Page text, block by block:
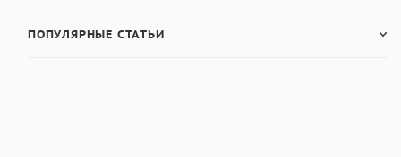
ПОПУЛЯРНЫЕ СТАТЬИ